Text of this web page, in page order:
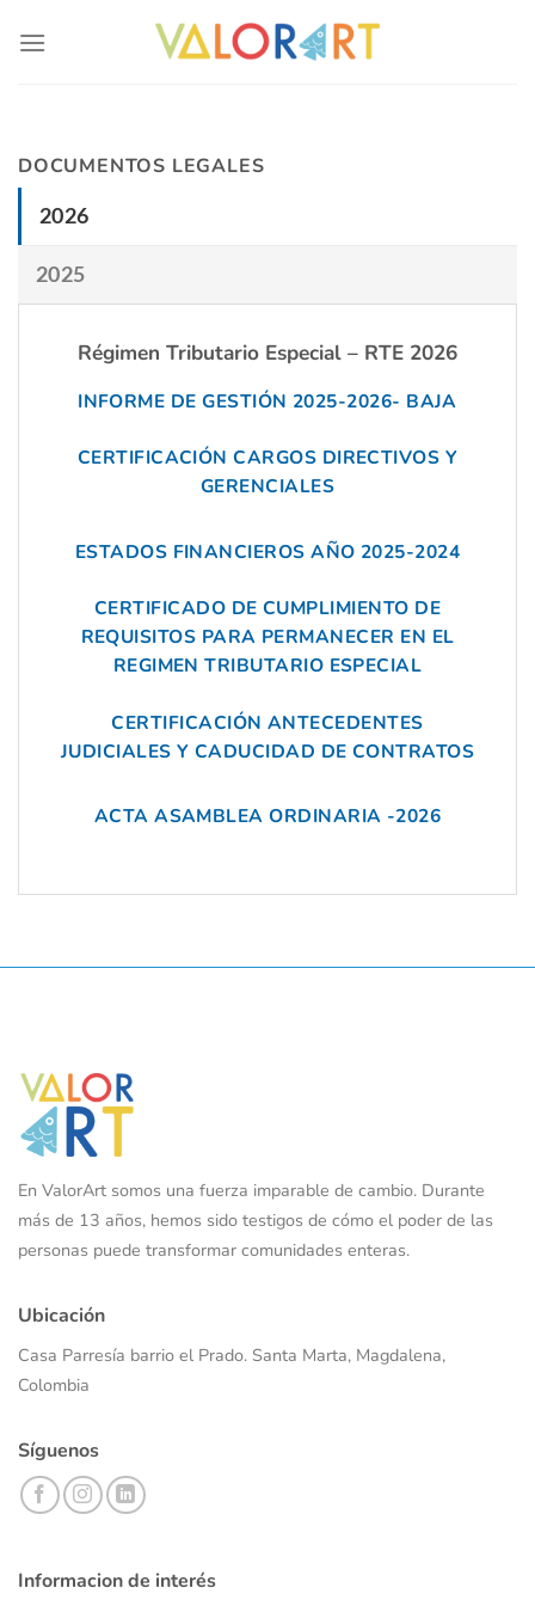
DOCUMENTOS LEGALES
2026
2025
Régimen Tributario Especial – RTE 2026
INFORME DE GESTIÓN 2025-2026- BAJA
CERTIFICACIÓN CARGOS DIRECTIVOS Y
GERENCIALES
ESTADOS FINANCIEROS AÑO 2025-2024
CERTIFICADO DE CUMPLIMIENTO DE
REQUISITOS PARA PERMANECER EN EL
REGIMEN TRIBUTARIO ESPECIAL
CERTIFICACIÓN ANTECEDENTES
JUDICIALES Y CADUCIDAD DE CONTRATOS
ACTA ASAMBLEA ORDINARIA -2026
En ValorArt somos una fuerza imparable de cambio. Durante
más de 13 años, hemos sido testigos de cómo el poder de las
personas puede transformar comunidades enteras.
Informacion de interés
Ubicación
Casa Parresía barrio el Prado. Santa Marta, Magdalena,
Colombia
Síguenos